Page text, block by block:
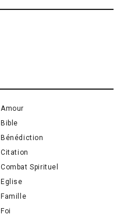
Amour
Bible
Bénédiction
Citation
Combat Spirituel
Eglise
Famille
Foi